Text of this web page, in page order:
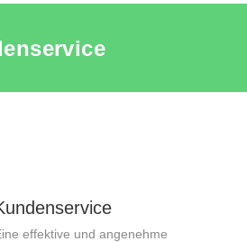
effektive und angenehme